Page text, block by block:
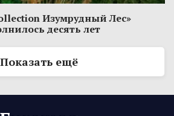
Изумрудный Лес»
десять лет
Показать ещё